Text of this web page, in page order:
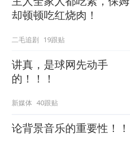
却顿顿吃红烧肉！
二毛追剧 19跟贴
讲真，是球网先动手
的！！！
新媒体 40跟贴
论背景音乐的重要性！！